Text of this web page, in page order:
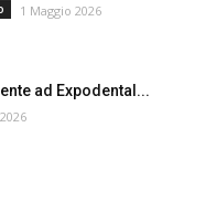
1 Maggio 2026
ad Expodental...